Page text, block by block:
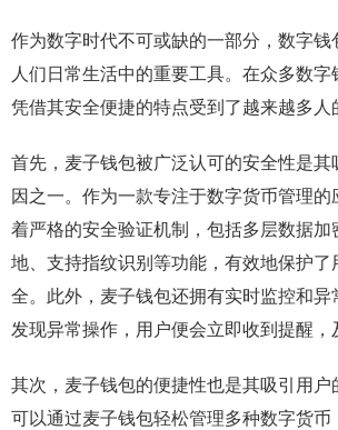
作为数字时代不可或缺的一部分，数字钱
人们日常生活中的重要工具。在众多数
凭借其安全便捷的特点受到了越来越多人
首先，麦子钱包被广泛认可的安全性是其
因之一。作为一款专注于数字货币管理
着严格的安全验证机制，包括多层数据加
地、支持指纹识别等功能，有效地保护了
全。此外，麦子钱包还拥有实时监控和异
发现异常操作，用户便会立即收到提醒，
其次，麦子钱包的便捷性也是其吸引用户
可以通过麦子钱包轻松管理多种数字货币